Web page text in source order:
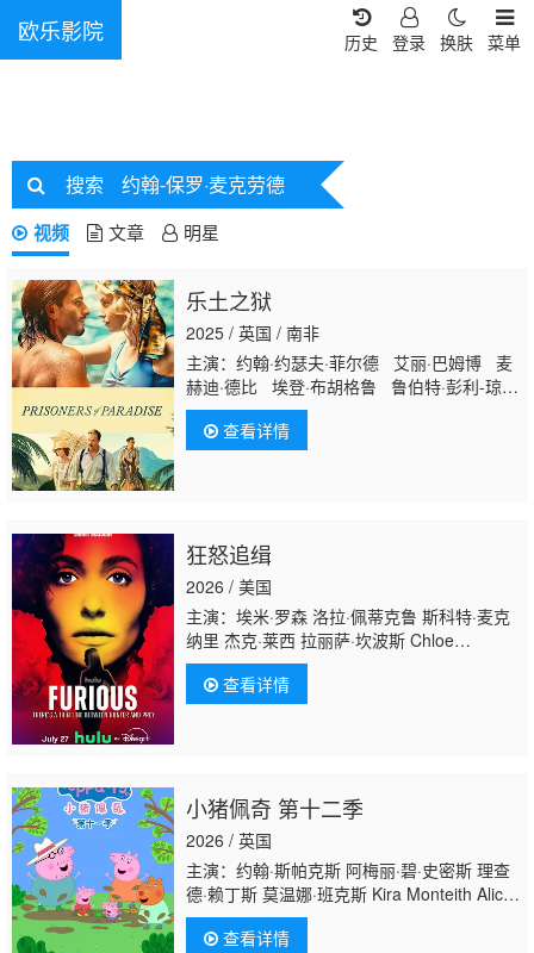
欧乐影院 菜单
换肤
登录
历史
搜索 约翰-保罗·麦克劳德
视频 文章 明星
乐土之狱
2025 / 英国 / 南非
主演：约翰·约瑟夫·菲尔德 艾丽·巴姆博 麦
赫迪·德比 埃登·布胡格鲁 鲁伯特·彭利-琼斯
罗娜·迈特拉 爱德华·阿克鲁特 艾米·贝丝·
海耶斯 Emilio Iglesias Clara Marley
Thierry Garnier Richard Sumitro Hugo
查看详情
狂怒追缉
2026 / 美国
主演：埃米·罗森 洛拉·佩蒂克鲁 斯科特·麦克
纳里 杰克·莱西 拉丽萨·坎波斯 Chloe
Carrillo A·J·帕拉托雷 亚历克斯·莫夫 伊丽莎白
·斯塔尔曼 杰里米·桑普尔 约翰·福特-邓克 奇里
尔·保兰 乔纳森·本德 Frank Pando Jazmyn C
查看详情
小猪佩奇 第十二季
2026 / 英国
主演：约翰·斯帕克斯 阿梅丽·碧·史密斯 理查
德·赖丁斯 莫温娜·班克斯 Kira Monteith Alice
May
查看详情